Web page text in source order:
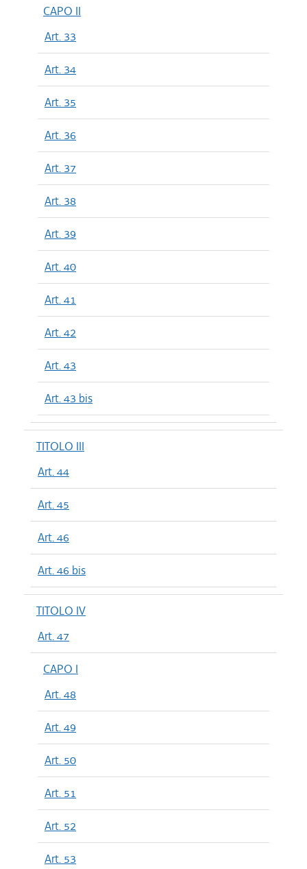
CAPO II
Art. 33
Art. 34
Art. 35
Art. 36
Art. 37
Art. 38
Art. 39
Art. 40
Art. 41
Art. 42
Art. 43
Art. 43 bis
TITOLO III
Art. 44
Art. 45
Art. 46
Art. 46 bis
TITOLO IV
Art. 47
CAPO I
Art. 48
Art. 49
Art. 50
Art. 51
Art. 52
Art. 53